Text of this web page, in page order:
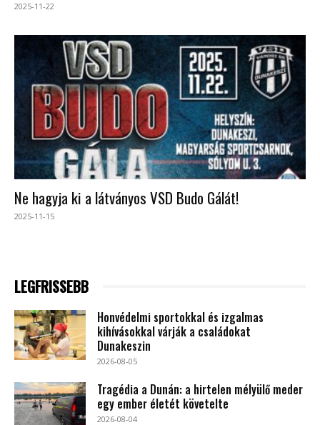
2025-11-22
Ne hagyja ki a látványos VSD Budo Gálát!
2025-11-15
LEGFRISSEBB
Honvédelmi sportokkal és izgalmas
kihívásokkal várják a családokat
Dunakeszin
2026-08-05
Tragédia a Dunán: a hirtelen mélyülő meder
egy ember életét követelte
2026-08-04